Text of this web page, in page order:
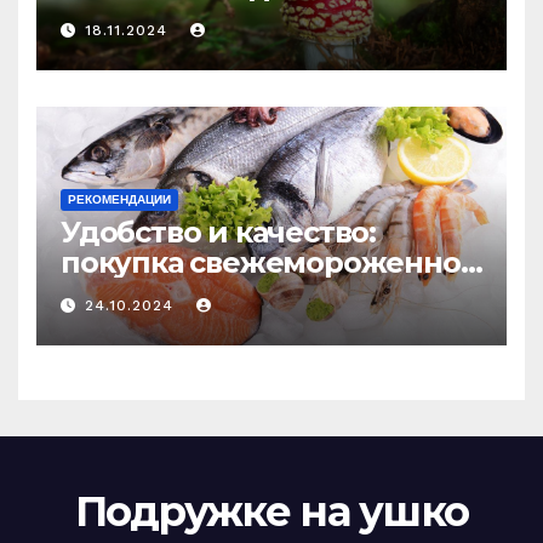
психоделику
18.11.2024
РЕКОМЕНДАЦИИ
Удобство и качество:
покупка свежемороженной
рыбы онлайн
24.10.2024
Подружке на ушко